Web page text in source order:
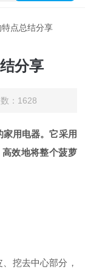
点总结分享
分享
：1628
用电器。它采用
效地将整个菠萝
挖去中心部分，